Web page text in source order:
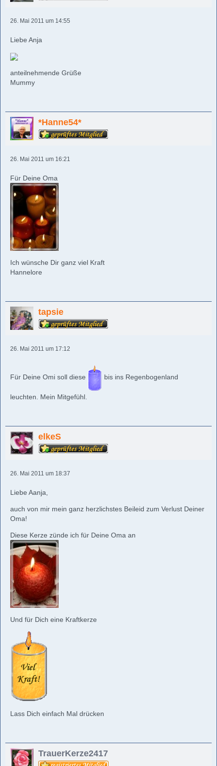
26. Mai 2011 um 14:55
Liebe Anja
anteilnehmende Grüße
Mummy
*Hanne54*
26. Mai 2011 um 16:21
Für Deine Oma
Ich wünsche Dir ganz viel Kraft
Hannelore
tapsie
26. Mai 2011 um 17:12
Für Deine Omi soll diese bis ins Regenbogenland
leuchten. Mein Mitgefühl.
elkeS
26. Mai 2011 um 18:37
Liebe Aanja,
auch von mir mein ganz herzlichstes Beileid zum Verlust Deiner
Oma!
Diese Kerze zünde ich für Deine Oma an
Und für Dich eine Kraftkerze
Lass Dich einfach Mal drücken
TrauerKerze2417